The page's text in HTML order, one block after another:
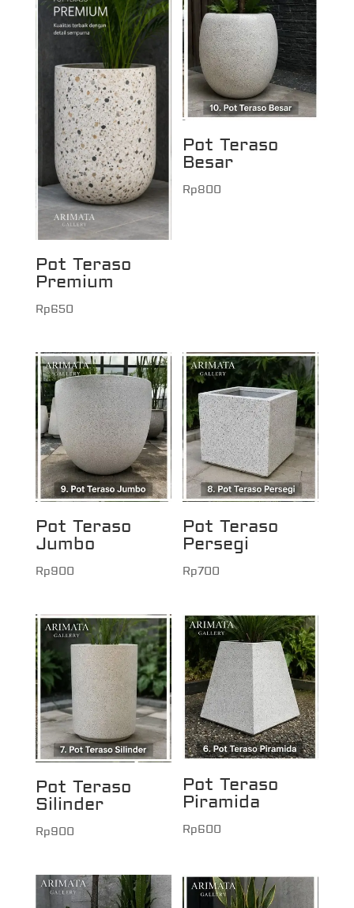
Pot Teraso
Premium
Rp650
Pot Teraso
Besar
Rp800
Pot Teraso
Jumbo
Rp900
Pot Teraso
Persegi
Rp700
Pot Teraso
Silinder
Rp900
Pot Teraso
Piramida
Rp600